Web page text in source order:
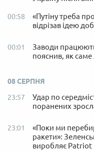
00:58
«Путіну треба
відрізав ідею
00:01
Заводи
пояснив, як саме
08 СЕРПНЯ
23:57
Удар по
поранених
23:01
«Поки ми
ракети»:
виробляє Patriot